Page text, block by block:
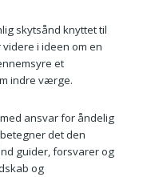
skytsånd knyttet til
i ideen om en
et
indre værge.
ansvar for åndelig
det den
guider, forsvarer og
og